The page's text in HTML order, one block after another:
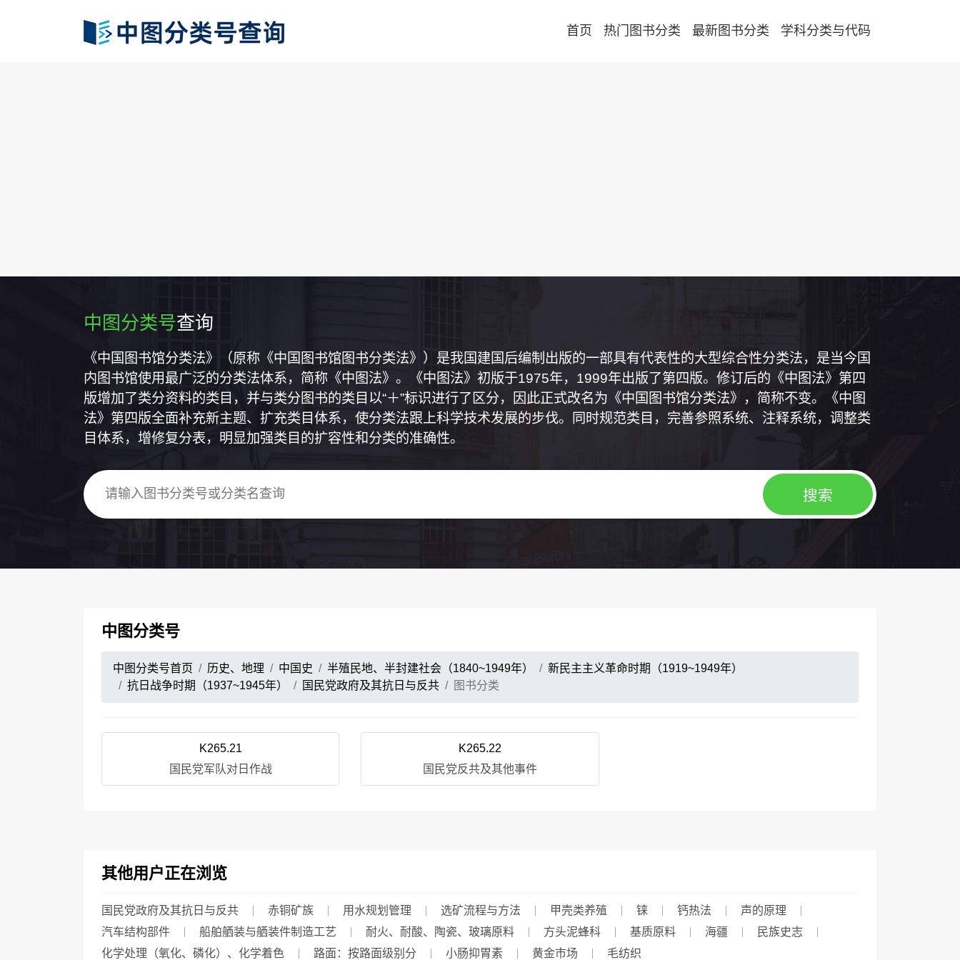
首页 热门图书分类 最新图书分类 学科分类与代码
中图分类号查询
《中国图书馆分类法》（原称《中国图书馆图书分类法》）是我国建国后编制出版的一部具有代表性的大型综合性分类法，是当今国
内图书馆使用最广泛的分类法体系，简称《中图法》。《中图法》初版于1975年，1999年出版了第四版。修订后的《中图法》第四
版增加了类分资料的类目，并与类分图书的类目以“＋”标识进行了区分，因此正式改名为《中国图书馆分类法》，简称不变。《中图
法》第四版全面补充新主题、扩充类目体系，使分类法跟上科学技术发展的步伐。同时规范类目，完善参照系统、注释系统，调整类
目体系，增修复分表，明显加强类目的扩容性和分类的准确性。
中图分类号
中图分类号首页 历史、地理 中国史 半殖民地、半封建社会（1840~1949年）
新民主主义革命时期（1919~1949年）
抗日战争时期（1937~1945年）
国民党政府及其抗日与反共 图书分类
K265.21
国民党军队对日作战
K265.22
国民党反共及其他事件
其他用户正在浏览
国民党政府及其抗日与反共 赤铜矿族 用水规划管理 选矿流程与方法 甲壳类养殖 铼 钙热法
声的原理
汽车结构部件
船舶舾装与舾装件制造工艺 耐火、耐酸、陶瓷、玻璃原料 方头泥蜂科 基质原料 海疆
民族史志
化学处理（氧化、磷化）、化学着色
路面：按路面级别分 小肠抑胃素 黄金市场 毛纺织